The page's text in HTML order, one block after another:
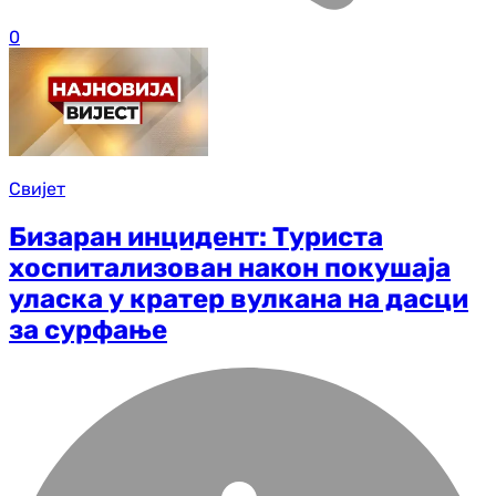
0
Свијет
Бизаран инцидент: Туриста
хоспитализован након покушаја
уласка у кратер вулкана на дасци
за сурфање